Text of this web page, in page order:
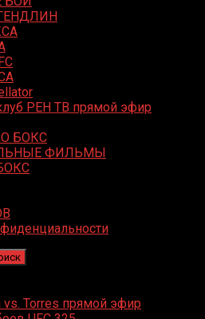
РЕН ТВ прямой эфир
БОКС
ФИЛЬМЫ
vs. Torres прямой эфир